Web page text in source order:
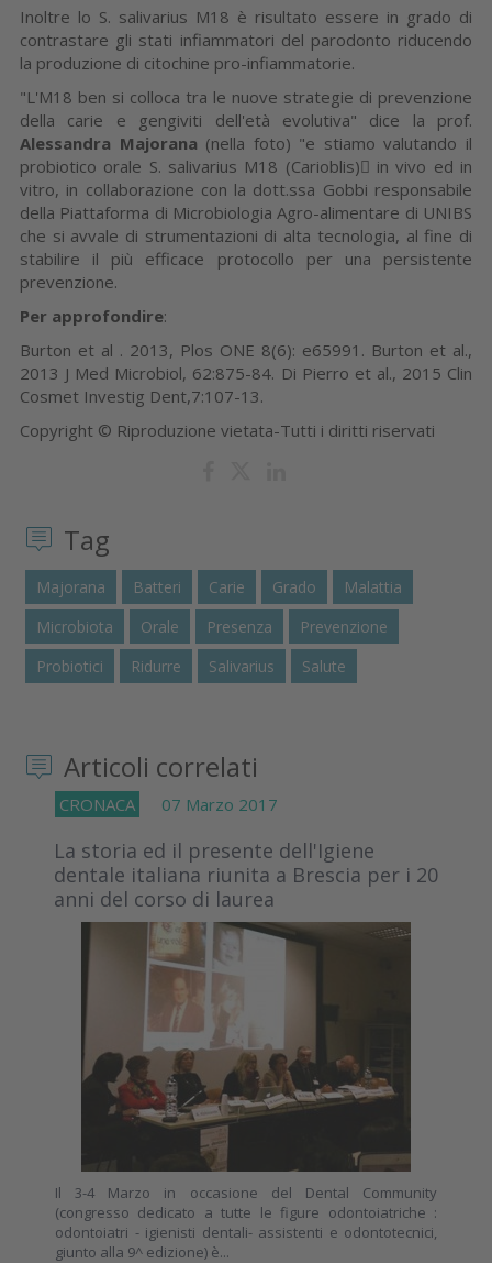
Inoltre lo S. salivarius M18 è risultato essere in grado di
contrastare gli stati infiammatori del parodonto riducendo
la produzione di citochine pro-infiammatorie.
"L'M18 ben si colloca tra le nuove strategie di prevenzione
della carie e gengiviti dell'età evolutiva" dice la prof.
Alessandra Majorana (nella foto) "e stiamo valutando il
probiotico orale S. salivarius M18 (Carioblis) in vivo ed in
vitro, in collaborazione con la dott.ssa Gobbi responsabile
della Piattaforma di Microbiologia Agro-alimentare di UNIBS
che si avvale di strumentazioni di alta tecnologia, al fine di
stabilire il più efficace protocollo per una persistente
prevenzione.
Per approfondire:
Burton et al . 2013, Plos ONE 8(6): e65991. Burton et al.,
2013 J Med Microbiol, 62:875-84. Di Pierro et al., 2015 Clin
Cosmet Investig Dent,7:107-13.
Copyright © Riproduzione vietata-Tutti i diritti riservati
Tag
Majorana Batteri Carie Grado
Malattia
Microbiota
Orale Presenza
Prevenzione
Probiotici
Ridurre Salivarius Salute
Articoli correlati
CRONACA 07 Marzo 2017
La storia ed il presente dell'Igiene
dentale italiana riunita a Brescia per i 20
anni del corso di laurea
Il 3-4 Marzo in occasione del Dental Community
(congresso dedicato a tutte le figure odontoiatriche :
odontoiatri - igienisti dentali- assistenti e odontotecnici,
giunto alla 9^ edizione) è...